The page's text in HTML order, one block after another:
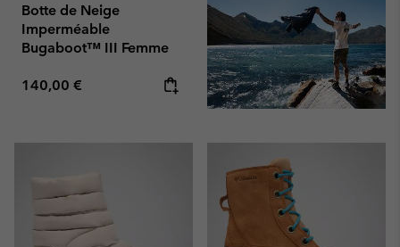
Botte de Neige
Imperméable
Bugaboot™ III Femme
Regular price:
140,00 €